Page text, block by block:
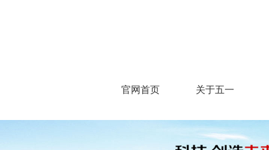
官网首页 关于五一